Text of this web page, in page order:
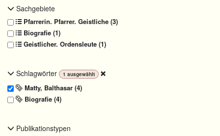
Sachgebiete
Pfarrerin. Pfarrer. Geistliche (3)
Biografie (1)
Geistlicher. Ordensleute (1)
Schlagwörter 1 ausgewählt
Matty, Balthasar (4)
Biografie (4)
Publikationstypen